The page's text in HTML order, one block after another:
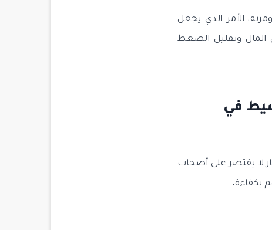
الأمر الذي يجعل
المال وتقليل الضغط
في
لا يقتصر على أصحاب
بكفاءة.